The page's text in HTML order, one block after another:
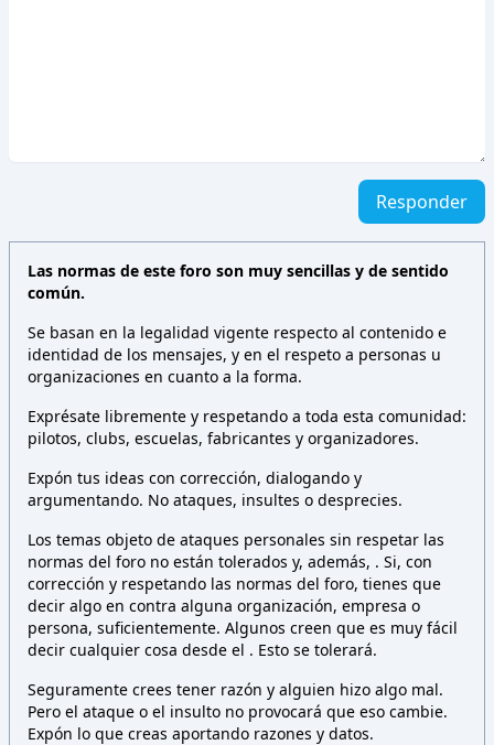
Responder
Las normas de este foro son muy sencillas y de sentido
común.
Se basan en la legalidad vigente respecto al contenido e
identidad de los mensajes, y en el respeto a personas u
organizaciones en cuanto a la forma.
Exprésate libremente y respetando a toda esta comunidad:
pilotos, clubs, escuelas, fabricantes y organizadores.
Expón tus ideas con corrección, dialogando y
argumentando. No ataques, insultes o desprecies.
Los temas objeto de ataques personales sin respetar las
normas del foro no están tolerados y, además, . Si, con
corrección y respetando las normas del foro, tienes que
decir algo en contra alguna organización, empresa o
persona, suficientemente. Algunos creen que es muy fácil
decir cualquier cosa desde el . Esto se tolerará.
Seguramente crees tener razón y alguien hizo algo mal.
Pero el ataque o el insulto no provocará que eso cambie.
Expón lo que creas aportando razones y datos.